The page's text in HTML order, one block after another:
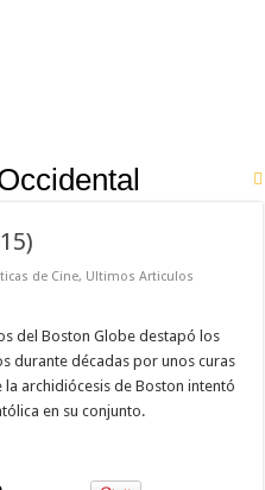
de Cine, Ultimos Articulos
del Boston Globe destapó los
durante décadas por unos curas
la archidiócesis de Boston intentó
en su conjunto.